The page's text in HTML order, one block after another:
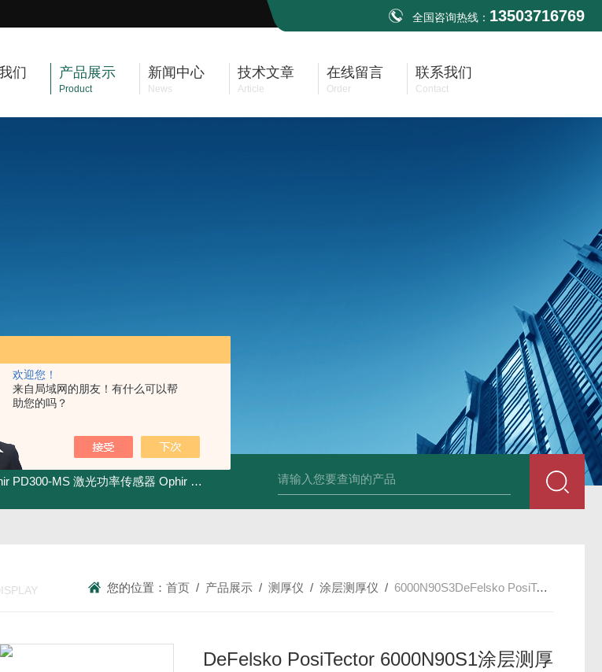
欢迎您！
来自局域网的朋友！有什么可以帮
助您的吗？
全国咨询热线： 13503716769
们 产品展示
Product
新闻中心
News
技术文章
Article
在线留言
Order
联系我们
Contact
PD300-MS 激光功率传感器 Ophir PD300R-3W 激光功率传感器 Ophir PD300R 激光功率传感器 Ophir PD300-
您的位置：首页 / 产品展示 /测厚仪 /涂层测厚仪 / 6000N90S3DeFelsko PosiTector 6000N90S1涂层测厚仪
DeFelsko PosiTector 6000N90S1涂层测厚